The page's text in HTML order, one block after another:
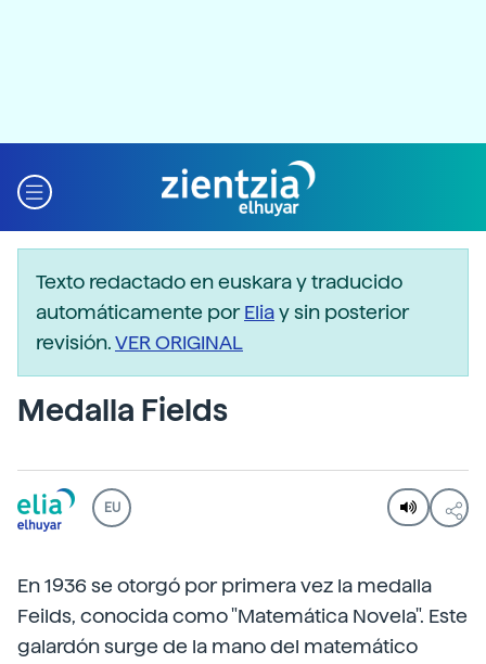
Texto redactado en euskara y traducido
automáticamente porEliay sin posterior
revisión.VER ORIGINAL
Medalla Fields
EU
En 1936 se otorgó por primera vez la medalla
Feilds, conocida como "Matemática Novela". Este
galardón surge de la mano del matemático